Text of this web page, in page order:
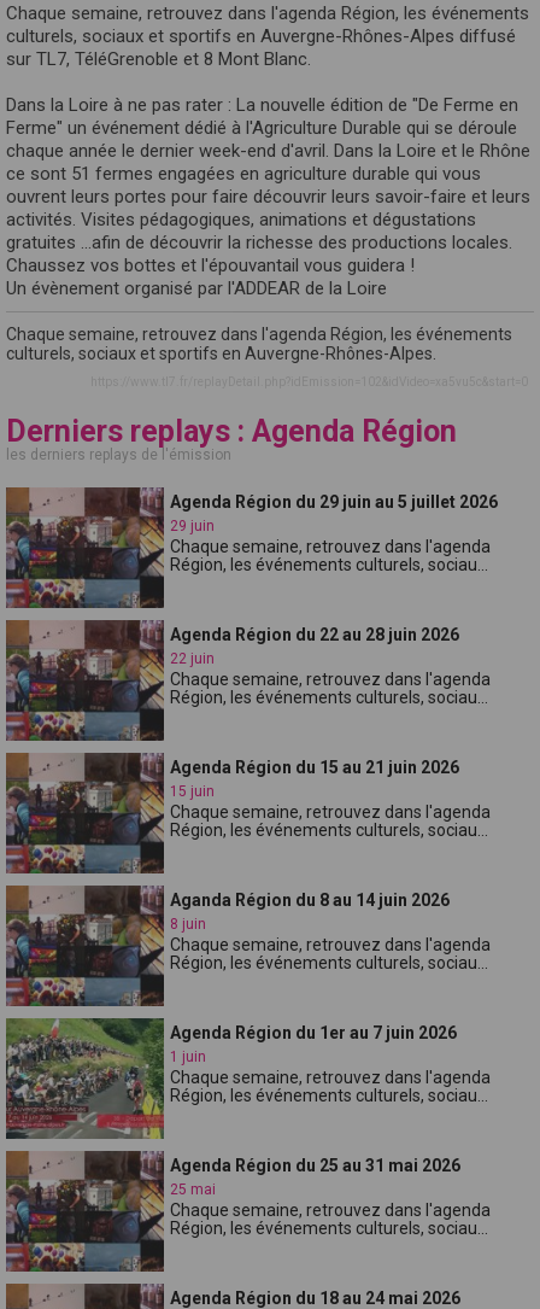
Chaque semaine, retrouvez dans l'agenda Région, les événements
culturels, sociaux et sportifs en Auvergne-Rhônes-Alpes diffusé
sur TL7, TéléGrenoble et 8 Mont Blanc.
Dans la Loire à ne pas rater : La nouvelle édition de "De Ferme en
Ferme" un événement dédié à l'Agriculture Durable qui se déroule
chaque année le dernier week-end d'avril. Dans la Loire et le Rhône
ce sont 51 fermes engagées en agriculture durable qui vous
ouvrent leurs portes pour faire découvrir leurs savoir-faire et leurs
activités. Visites pédagogiques, animations et dégustations
gratuites ...afin de découvrir la richesse des productions locales.
Chaussez vos bottes et l'épouvantail vous guidera !
Un évènement organisé par l'ADDEAR de la Loire
Chaque semaine, retrouvez dans l'agenda Région, les événements
culturels, sociaux et sportifs en Auvergne-Rhônes-Alpes.
Derniers replays : Agenda Région
les derniers replays de l'émission
Agenda Région du 29 juin au 5 juillet 2026
29 juin
Chaque semaine, retrouvez dans l'agenda
Région, les événements culturels, sociau...
Agenda Région du 22 au 28 juin 2026
22 juin
Chaque semaine, retrouvez dans l'agenda
Région, les événements culturels, sociau...
Agenda Région du 15 au 21 juin 2026
15 juin
Chaque semaine, retrouvez dans l'agenda
Région, les événements culturels, sociau...
Aganda Région du 8 au 14 juin 2026
8 juin
Chaque semaine, retrouvez dans l'agenda
Région, les événements culturels, sociau...
Agenda Région du 1er au 7 juin 2026
1 juin
Chaque semaine, retrouvez dans l'agenda
Région, les événements culturels, sociau...
Agenda Région du 25 au 31 mai 2026
25 mai
Chaque semaine, retrouvez dans l'agenda
Région, les événements culturels, sociau...
Agenda Région du 18 au 24 mai 2026